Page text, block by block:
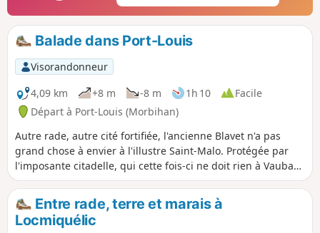
Balade dans Port-Louis
Visorandonneur
4,09 km
+8 m -8 m 1h 10
Facile
Départ à Port-Louis (Morbihan)
Autre rade, autre cité fortifiée, l'ancienne Blavet n'a pas
grand chose à envier à l'illustre Saint-Malo. Protégée par
l'imposante citadelle, qui cette fois-ci ne doit rien à Vauban,
la petite ville se cache derrière ses murailles, d'où émerge
un haut clocher pointu. Mais ici, point de foule dans le lacis
des petites rues. Entre rade et Petite mer de Gâvres, voici
un lieu bien sympathique à parcourir.
Entre rade, terre et marais à
Locmiquélic